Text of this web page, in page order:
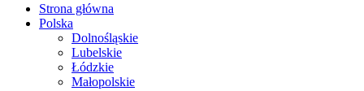
Strona główna
Polska
Dolnośląskie
Lubelskie
Łódzkie
Małopolskie